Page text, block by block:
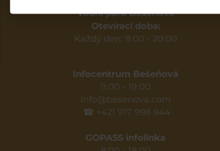
Vodní park Bešeňová
Otevírací doba:
Každý den: 9:00 - 20:00
Infocentrum Bešeňová
9:00 - 19:00
info@besenova.com
☎ +421 917 998 844
GOPASS infolinka